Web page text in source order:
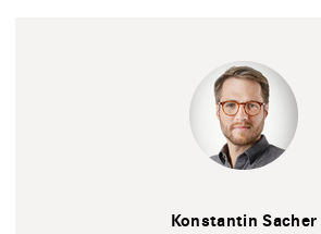
Konstantin Sacher